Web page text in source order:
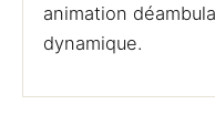
animation
dynamique.